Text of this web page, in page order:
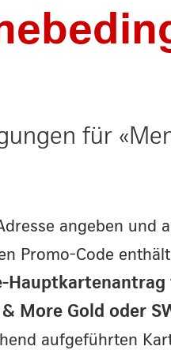
für
angeben und
Promo-Code
Hauptkartenantrag
More Gold oder
aufgeführten